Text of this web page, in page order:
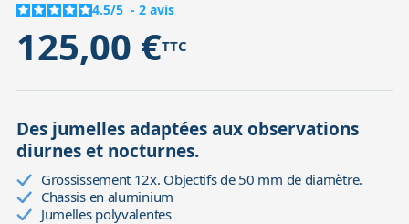
4.5/5 - 2 avis
125,00 €TTC
Des jumelles adaptées aux observations
diurnes et nocturnes.
Grossissement 12x. Objectifs de 50 mm de diamètre.
Chassis en aluminium
Jumelles polyvalentes